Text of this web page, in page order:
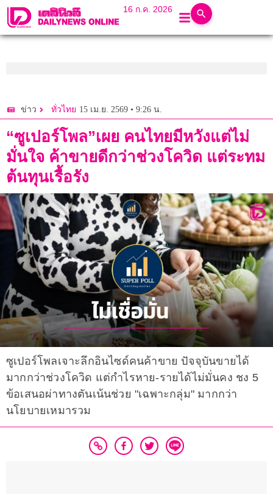
16 ก.ค. 2026
ข่าว ทั่วไทย 15 เม.ย. 2569 • 9:26 น.
“ซูเปอร์โพล”เผย คนไทยมีหวังแต่ไม่
มั่นใจ ค้าขายดีกว่าช่วงโควิด แต่ระทม
ต้นทุนเรื้อรัง
ซูเปอร์โพลเจาะลึกอินไซด์คนค้าขาย ปัจจุบันขายได้
มากกว่าช่วงโควิด แต่กำไรหาย-รายได้ไม่มั่นคง ชง 5
ข้อเสนอผ่าทางตันเน้นช่วย "เฉพาะกลุ่ม" มากกว่า
นโยบายเหมารวม